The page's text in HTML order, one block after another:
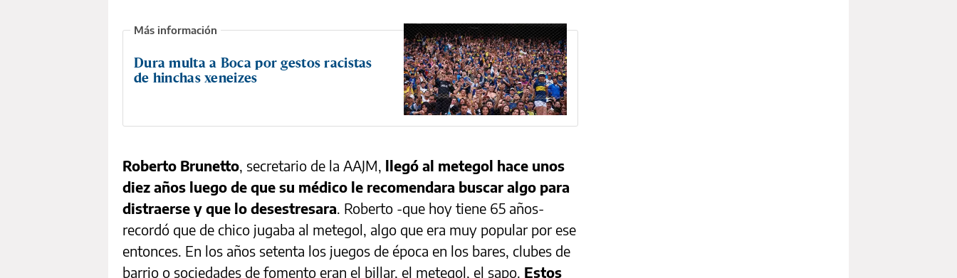
Dura multa a Boca por gestos racistas
de hinchas xeneizes
Roberto Brunetto, secretario de la AAJM, llegó al metegol hace unos
diez años luego de que su médico le recomendara buscar algo para
distraerse y que lo desestresara. Roberto -que hoy tiene 65 años-
recordó que de chico jugaba al metegol, algo que era muy popular por ese
entonces. En los años setenta los juegos de época en los bares, clubes de
barrio o sociedades de fomento eran el billar, el metegol, el sapo. Estos